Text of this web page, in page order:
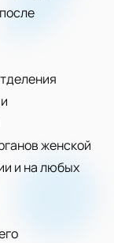
женской
и на любых